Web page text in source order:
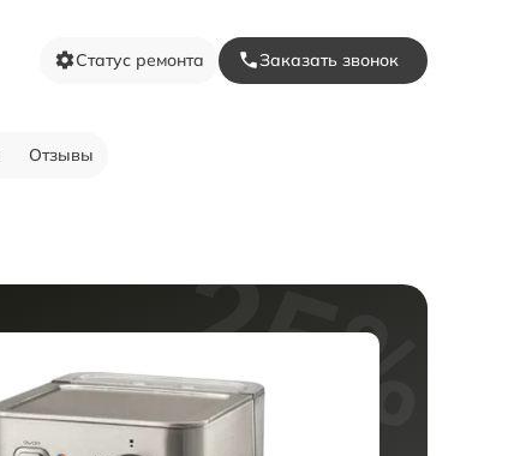
Статус ремонта Заказать звонок
Отзывы